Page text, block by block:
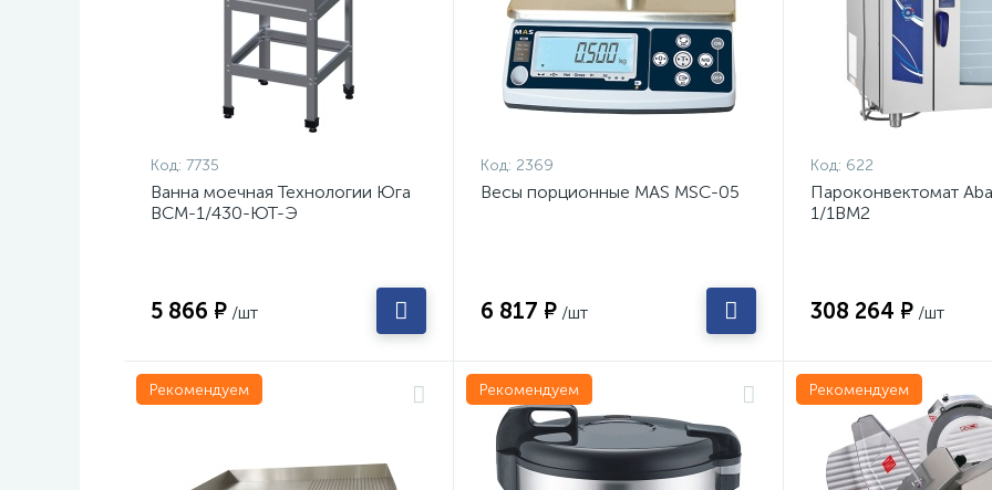
Код: 7735
Ванна моечная Технологии Юга
ВСМ-1/430-ЮТ-Э
5 866 ₽ /шт
Код: 2369
Весы порционные MAS MSC-05
6 817 ₽ /шт
Код: 622
Пароконвектомат
1/1ВМ2
308 264 ₽ /шт
Рекомендуем Рекомендуем Рекомендуем